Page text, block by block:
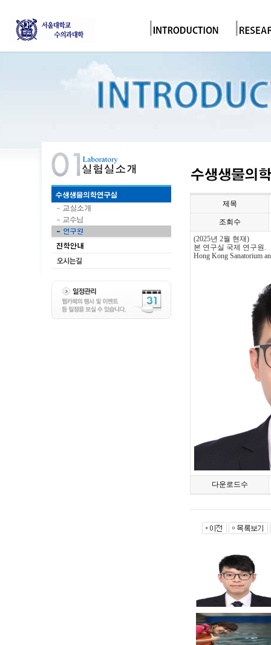
제목
조회수
(2025년 2월 현재)
본 연구실 국제 연구원.
Hong Kong Sanatorium
다운로드수